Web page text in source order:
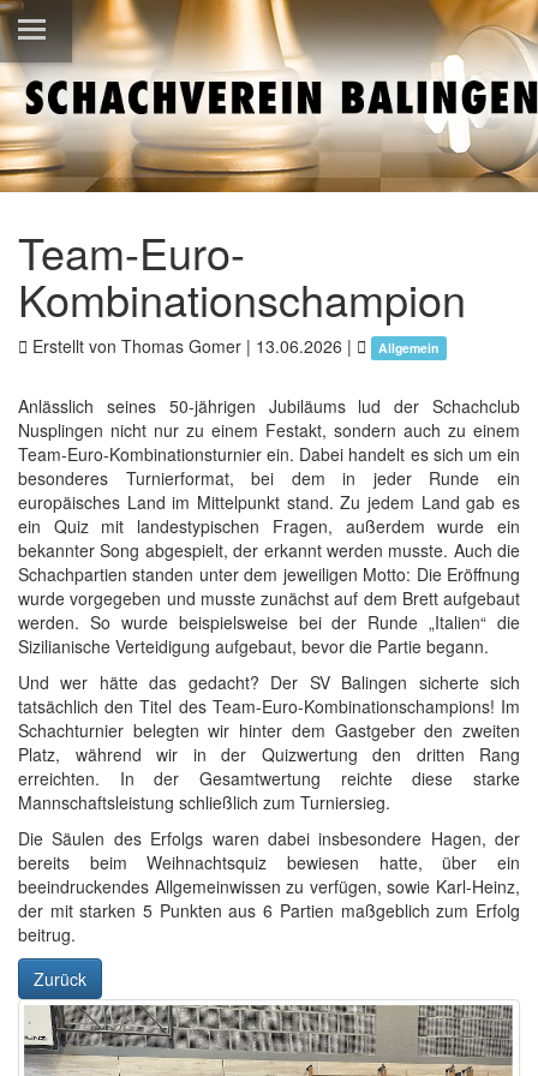
Team-Euro-
Kombinationschampion
Erstellt von Thomas Gomer | 13.06.2026 | Allgemein
Anlässlich seines 50-jährigen Jubiläums lud der Schachclub
Nusplingen nicht nur zu einem Festakt, sondern auch zu einem
Team-Euro-Kombinationsturnier ein. Dabei handelt es sich um ein
besonderes Turnierformat, bei dem in jeder Runde ein
europäisches Land im Mittelpunkt stand. Zu jedem Land gab es
ein Quiz mit landestypischen Fragen, außerdem wurde ein
bekannter Song abgespielt, der erkannt werden musste. Auch die
Schachpartien standen unter dem jeweiligen Motto: Die Eröffnung
wurde vorgegeben und musste zunächst auf dem Brett aufgebaut
werden. So wurde beispielsweise bei der Runde „Italien“ die
Sizilianische Verteidigung aufgebaut, bevor die Partie begann.
Und wer hätte das gedacht? Der SV Balingen sicherte sich
tatsächlich den Titel des Team-Euro-Kombinationschampions! Im
Schachturnier belegten wir hinter dem Gastgeber den zweiten
Platz, während wir in der Quizwertung den dritten Rang
erreichten. In der Gesamtwertung reichte diese starke
Mannschaftsleistung schließlich zum Turniersieg.
Die Säulen des Erfolgs waren dabei insbesondere Hagen, der
bereits beim Weihnachtsquiz bewiesen hatte, über ein
beeindruckendes Allgemeinwissen zu verfügen, sowie Karl-Heinz,
der mit starken 5 Punkten aus 6 Partien maßgeblich zum Erfolg
beitrug.
Zurück